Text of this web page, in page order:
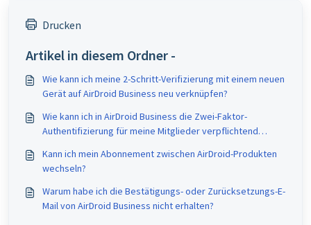
Drucken
Artikel in diesem Ordner -
Wie kann ich meine 2-Schritt-Verifizierung mit einem neuen
Gerät auf AirDroid Business neu verknüpfen?
Wie kann ich in AirDroid Business die Zwei-Faktor-
Authentifizierung für meine Mitglieder verpflichtend
Kann ich mein Abonnement zwischen AirDroid-Produkten
wechseln?
Warum habe ich die Bestätigungs- oder Zurücksetzungs-E-
Mail von AirDroid Business nicht erhalten?